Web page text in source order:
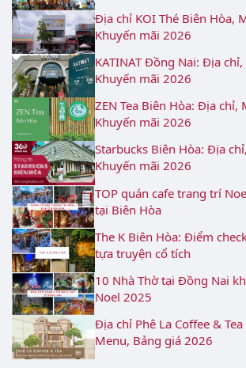
Địa chỉ KOI Thé Biên Hòa,
Khuyến mãi 2026
KATINAT Đồng Nai: Địa
Khuyến mãi 2026
ZEN Tea Biên Hòa: Địa chỉ,
Khuyến mãi 2026
Starbucks Biên Hòa: Địa
Khuyến mãi 2026
TOP quán cafe trang trí
tại Biên Hòa
The K Biên Hòa: Điểm
tựa truyện cổ tích
10 Nhà Thờ tại Đồng Nai
Noel 2025
Địa chỉ Phê La Coffee &
Menu, Bảng giá 2026